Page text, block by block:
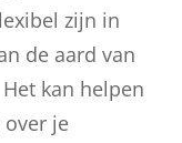
zijn in
de aard van
kan helpen
je